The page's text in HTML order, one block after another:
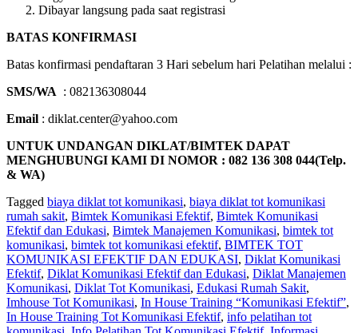
Dibayar langsung pada saat registrasi
BATAS KONFIRMASI
Batas konfirmasi pendaftaran 3 Hari sebelum hari Pelatihan melalui :
SMS/WA : 082136308044
Email : diklat.center@yahoo.com
UNTUK UNDANGAN DIKLAT/BIMTEK DAPAT
MENGHUBUNGI KAMI DI NOMOR : 082 136 308 044(Telp.
& WA)
Tagged biaya diklat tot komunikasi, biaya diklat tot komunikasi
rumah sakit, Bimtek Komunikasi Efektif, Bimtek Komunikasi
Efektif dan Edukasi, Bimtek Manajemen Komunikasi, bimtek tot
komunikasi, bimtek tot komunikasi efektif, BIMTEK TOT
KOMUNIKASI EFEKTIF DAN EDUKASI, Diklat Komunikasi
Efektif, Diklat Komunikasi Efektif dan Edukasi, Diklat Manajemen
Komunikasi, Diklat Tot Komunikasi, Edukasi Rumah Sakit,
Imhouse Tot Komunikasi, In House Training “Komunikasi Efektif”,
In House Training Tot Komunikasi Efektif, info pelatihan tot